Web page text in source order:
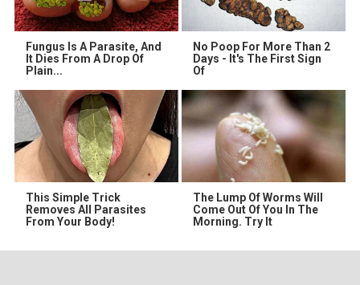
Fungus Is A Parasite, And
It Dies From A Drop Of
Plain...
No Poop For More Than 2
Days - It's The First Sign
Of
This Simple Trick
Removes All Parasites
From Your Body!
The Lump Of Worms Will
Come Out Of You In The
Morning. Try It